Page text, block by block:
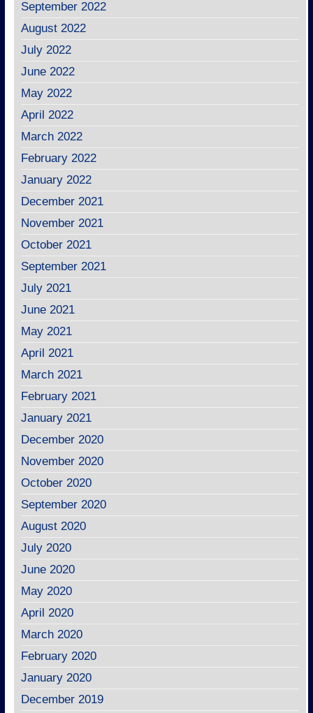
September 2022
August 2022
July 2022
June 2022
May 2022
April 2022
March 2022
February 2022
January 2022
December 2021
November 2021
October 2021
September 2021
July 2021
June 2021
May 2021
April 2021
March 2021
February 2021
January 2021
December 2020
November 2020
October 2020
September 2020
August 2020
July 2020
June 2020
May 2020
April 2020
March 2020
February 2020
January 2020
December 2019